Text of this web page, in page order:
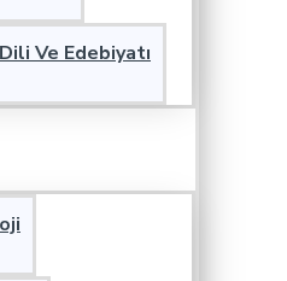
Ve Edebiyatı